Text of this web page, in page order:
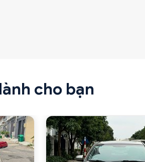
cho bạn